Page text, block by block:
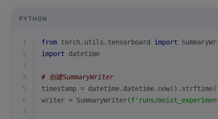
PYTHON
1 from torch.utils.tensorboard import
2
import datetime
3
4
# 创建SummaryWriter
5
timestamp = datetime.datetime.now().strftime(
6
writer = SummaryWriter(f'runs/
7